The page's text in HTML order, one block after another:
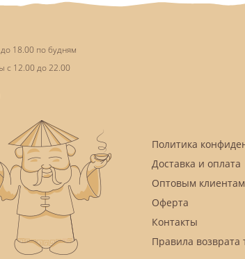
18.00 по будням
с 12.00 до 22.00
Политика
Доставка и оплата
Оптовым клиентам
Оферта
Контакты
Правила возврата